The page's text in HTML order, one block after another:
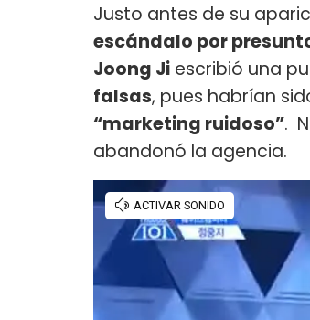
Justo antes de su
escándalo por
Joong Ji escribió una
falsas, pues habrían
“marketing ruidoso”.
abandonó la agencia.